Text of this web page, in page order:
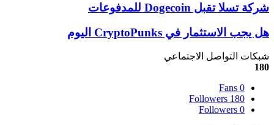
شركة
تسلا
تقبل
Dogecoin
للمدفوعات
شركة تسلا تقبل Dogecoin للمدفوعات
هل
الاستثمار
في
اليوم
هل يجب الاستثمار في CryptoPunks اليوم
شبكات التواصل الاجتماعي
180
0
Fans
180
Followers
0
Followers